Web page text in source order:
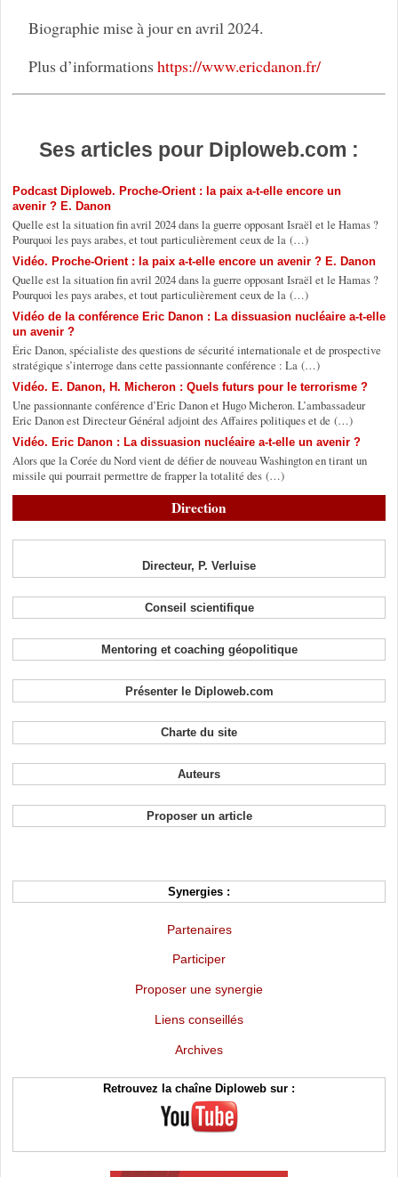
Biographie mise à jour en avril 2024.
Plus d’informations https://www.ericdanon.fr/
Ses articles pour Diploweb.com :
Podcast Diploweb. Proche-Orient : la paix a-t-elle encore un
avenir ? E. Danon
Quelle est la situation fin avril 2024 dans la guerre opposant Israël et le Hamas ?
Pourquoi les pays arabes, et tout particulièrement ceux de la (…)
Vidéo. Proche-Orient : la paix a-t-elle encore un avenir ? E. Danon
Quelle est la situation fin avril 2024 dans la guerre opposant Israël et le Hamas ?
Pourquoi les pays arabes, et tout particulièrement ceux de la (…)
Vidéo de la conférence Eric Danon : La dissuasion nucléaire a-t-elle
un avenir ?
Éric Danon, spécialiste des questions de sécurité internationale et de prospective
stratégique s’interroge dans cette passionnante conférence : La (…)
Vidéo. E. Danon, H. Micheron : Quels futurs pour le terrorisme ?
Une passionnante conférence d’Eric Danon et Hugo Micheron. L’ambassadeur
Eric Danon est Directeur Général adjoint des Affaires politiques et de (…)
Vidéo. Eric Danon : La dissuasion nucléaire a-t-elle un avenir ?
Alors que la Corée du Nord vient de défier de nouveau Washington en tirant un
missile qui pourrait permettre de frapper la totalité des (…)
Direction
Directeur, P. Verluise
Conseil scientifique
Mentoring et coaching géopolitique
Présenter le Diploweb.com
Charte du site
Auteurs
Proposer un article
Synergies :
Partenaires
Participer
Proposer une synergie
Liens conseillés
Archives
Retrouvez la chaîne Diploweb sur :